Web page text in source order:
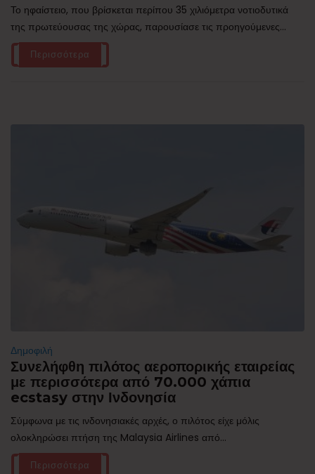
Το ηφαίστειο, που βρίσκεται περίπου 35 χιλιόμετρα νοτιοδυτικά
της πρωτεύουσας της χώρας, παρουσίασε τις προηγούμενες...
Περισσότερα
Δημοφιλή
Συνελήφθη πιλότος αεροπορικής εταιρείας
με περισσότερα από 70.000 χάπια
ecstasy στην Ινδονησία
Σύμφωνα με τις ινδονησιακές αρχές, ο πιλότος είχε μόλις
ολοκληρώσει πτήση της Malaysia Airlines από...
Περισσότερα